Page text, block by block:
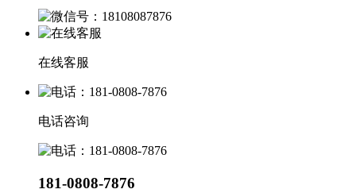
在线客服
电话咨询
181-0808-7876